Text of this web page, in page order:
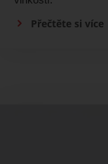
Přečtěte si více